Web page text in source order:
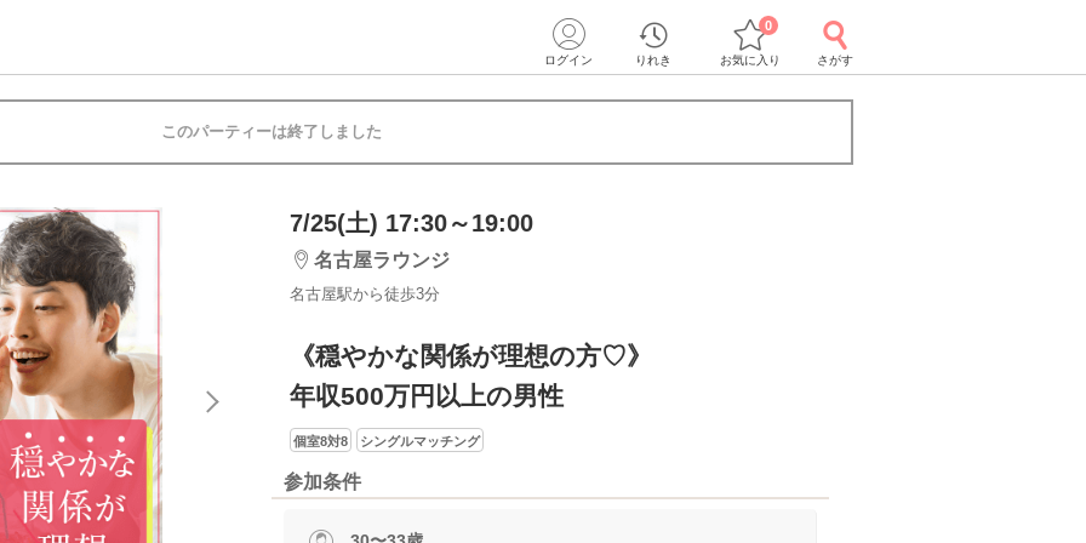
ログイン りれき お気に入り
0
さがす
このパーティーは終了しました
7/25(土) 17:30～19:00
名古屋ラウンジ
名古屋駅から徒歩3分
《穏やかな関係が理想の方♡》
年収500万円以上の男性
個室8対8 シングルマッチング
参加条件